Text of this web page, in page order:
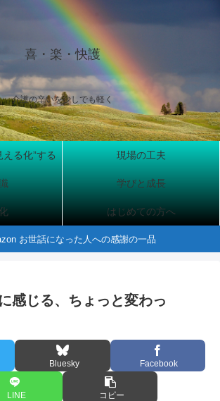
喜・楽・快護
介護の辛いを少しでも軽く
る化”する 現場の工夫
学びと成長
はじめての方へ
お世話になった人への感謝の一品
感じる、ちょっと変わっ
Bluesky Facebook
LINE コピー